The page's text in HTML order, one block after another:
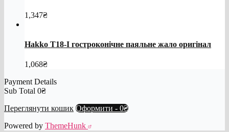
1,347₴
Hakko T18-I гостроконічне паяльне жало оригінал
1,068₴
Payment Details
Sub Total 0₴
Переглянути кошик Оформити - 0₴
Powered by ThemeHunk